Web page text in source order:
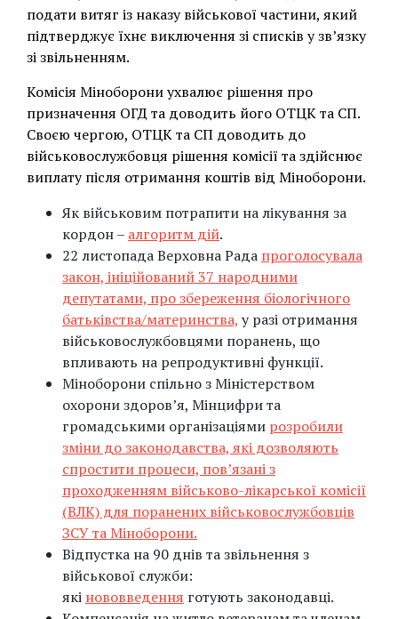
подати витяг із наказу військової частини, який
підтверджує їхнє виключення зі списків у звʼязку
зі звільненням.
Комісія Міноборони ухвалює рішення про
призначення ОГД та доводить його ОТЦК та СП.
Своєю чергою, ОТЦК та СП доводить до
військовослужбовця рішення комісії та здійснює
виплату після отримання коштів від Міноборони.
Як військовим потрапити на лікування за
кордон – алгоритм дій.
22 листопада Верховна Рада проголосувала
закон, ініційований 37 народними
депутатами, про збереження біологічного
батьківства/материнства, у разі отримання
військовослужбовцями поранень, що
впливають на репродуктивні функції.
Міноборони спільно з Міністерством
охорони здоров’я, Мінцифри та
громадськими організаціями розробили
зміни до законодавства, які дозволяють
спростити процеси, пов’язані з
проходженням військово-лікарської комісії
(ВЛК) для поранених військовослужбовців
ЗСУ та Міноборони.
Відпустка на 90 днів та звільнення з
військової служби:
які нововведення готують законодавці.